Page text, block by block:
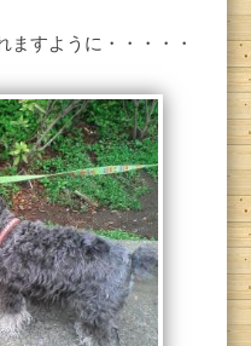
ますように・・・・・